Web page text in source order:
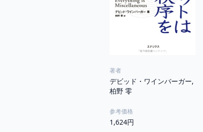
著者
デビッド・ワインバーガー,
柏野 零
参考価格
1,624円